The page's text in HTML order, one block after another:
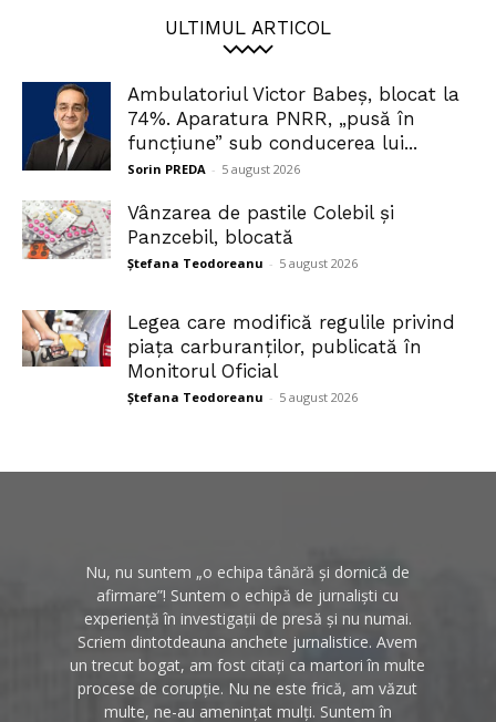
ULTIMUL ARTICOL
Ambulatoriul Victor Babeș, blocat la
74%. Aparatura PNRR, „pusă în
funcțiune” sub conducerea lui...
Sorin PREDA - 5 august 2026
Vânzarea de pastile Colebil și
Panzcebil, blocată
Ștefana Teodoreanu - 5 august 2026
Legea care modifică regulile privind
piața carburanților, publicată în
Monitorul Oficial
Ștefana Teodoreanu - 5 august 2026
Nu, nu suntem „o echipa tânără și dornică de
afirmare”! Suntem o echipă de jurnaliști cu
experiență în investigații de presă și nu numai.
Scriem dintotdeauna anchete jurnalistice. Avem
un trecut bogat, am fost citați ca martori în multe
procese de corupție. Nu ne este frică, am văzut
multe, ne-au amenințat mulți. Suntem în